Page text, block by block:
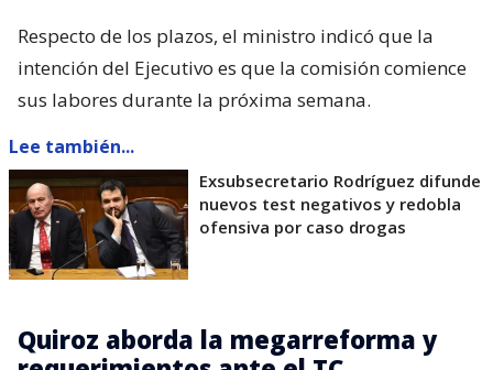
Respecto de los plazos, el ministro indicó que la
intención del Ejecutivo es que la comisión comience
sus labores durante la próxima semana.
Lee también...
Exsubsecretario Rodríguez difunde
nuevos test negativos y redobla
ofensiva por caso drogas
Quiroz aborda la megarreforma y